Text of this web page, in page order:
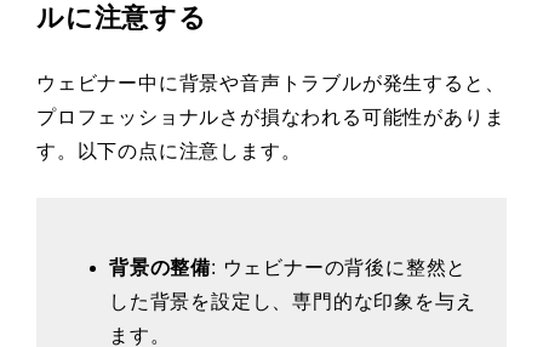
ルに注意する
ウェビナー中に背景や音声トラブルが発生すると、
プロフェッショナルさが損なわれる可能性がありま
す。以下の点に注意します。
背景の整備: ウェビナーの背後に整然と
した背景を設定し、専門的な印象を与え
ます。